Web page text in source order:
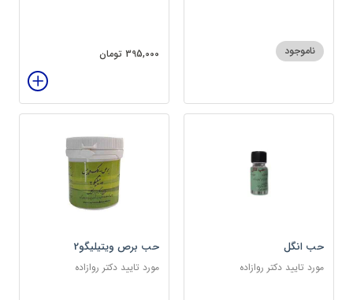
ناموجود 395,000 تومان
حب انگل
مورد تایید دکتر روازاده
حب برص ویتیلیگو2
مورد تایید دکتر روازاده